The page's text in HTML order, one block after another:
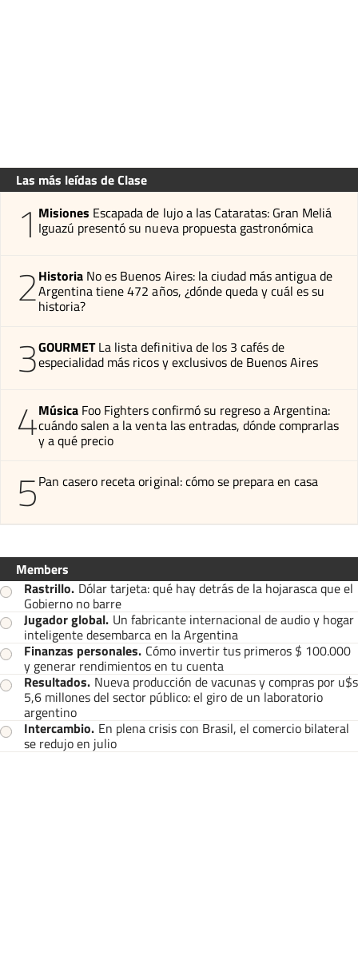
Las más leídas de Clase
1 Misiones Escapada de lujo a las Cataratas: Gran Meliá
Iguazú presentó su nueva propuesta gastronómica
2Historia No es Buenos Aires: la ciudad más antigua de
Argentina tiene 472 años, ¿dónde queda y cuál es su
historia?
3GOURMET La lista definitiva de los 3 cafés de
especialidad más ricos y exclusivos de Buenos Aires
4Música Foo Fighters confirmó su regreso a Argentina:
cuándo salen a la venta las entradas, dónde comprarlas
y a qué precio
5Pan casero receta original: cómo se prepara en casa
Members
Rastrillo. Dólar tarjeta: qué hay detrás de la hojarasca que el
Gobierno no barre
Jugador global. Un fabricante internacional de audio y hogar
inteligente desembarca en la Argentina
Finanzas personales. Cómo invertir tus primeros $ 100.000
y generar rendimientos en tu cuenta
Resultados. Nueva producción de vacunas y compras por u$s
5,6 millones del sector público: el giro de un laboratorio
argentino
Intercambio. En plena crisis con Brasil, el comercio bilateral
se redujo en julio